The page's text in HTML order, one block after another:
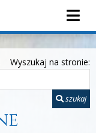
Wyszukaj na stronie:
szukaj